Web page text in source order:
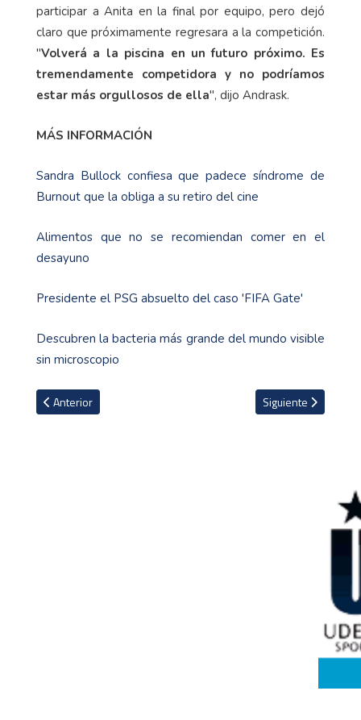
participar a Anita en la final por equipo, pero dejó
claro que próximamente regresara a la competición.
"Volverá a la piscina en un futuro próximo. Es
tremendamente competidora y no podríamos
estar más orgullosos de ella", dijo Andrask.
MÁS INFORMACIÓN
Sandra Bullock confiesa que padece síndrome de
Burnout que la obliga a su retiro del cine
Alimentos que no se recomiendan comer en el
desayuno
Presidente el PSG absuelto del caso 'FIFA Gate'
Descubren la bacteria más grande del mundo visible
sin microscopio
Artículo anterior: Basquetbolista panameño Iverson Molinar
Anterior Artículo siguiente:
Siguiente